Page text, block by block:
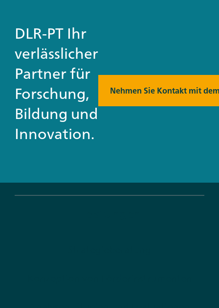
DLR-PT Ihr
verlässlicher
Partner für
Forschung,
Bildung und
Innovation.
Nehmen Sie Kontakt mit